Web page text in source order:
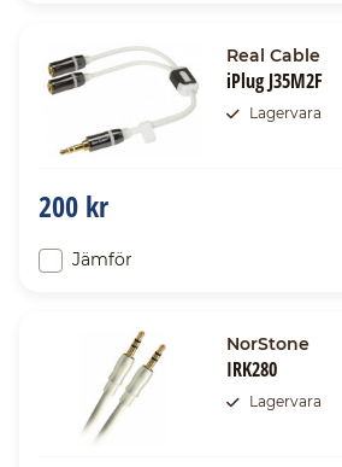
Real Cable
iPlug J35M2F
Lagervara
200 kr
Jämför
NorStone
IRK280
Lagervara